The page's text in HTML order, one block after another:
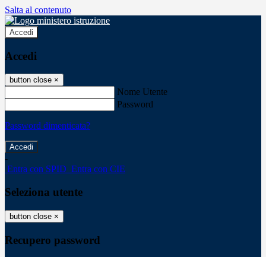
Salta al contenuto
Accedi
Accedi
button close ×
Nome Utente
Password
Password dimenticata?
-
Entra con SPID Entra con CIE
Seleziona utente
button close ×
Recupero password